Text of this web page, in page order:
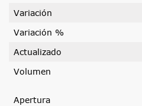
Variación
Variación %
Actualizado
Volumen
Apertura